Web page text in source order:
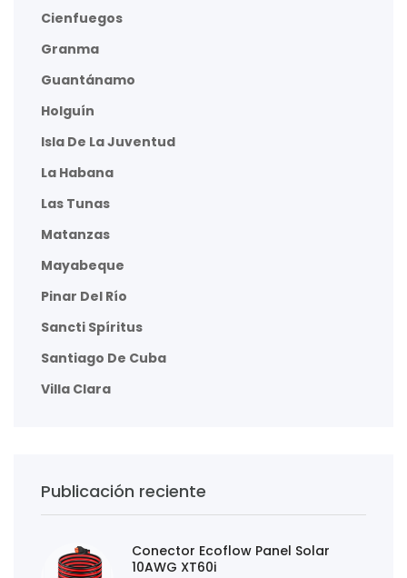
Cienfuegos
Granma
Guantánamo
Holguín
Isla De La Juventud
La Habana
Las Tunas
Matanzas
Mayabeque
Pinar Del Río
Sancti Spíritus
Santiago De Cuba
Villa Clara
Publicación reciente
Conector Ecoflow Panel Solar
10AWG XT60i